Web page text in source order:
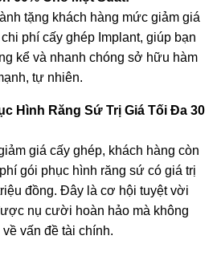
tặng khách hàng mức giảm giá
phí cấy ghép Implant, giúp bạn
kể và nhanh chóng sở hữu hàm
tự nhiên.
Hình Răng Sứ Trị Giá Tối Đa 30
giá cấy ghép, khách hàng còn
gói phục hình răng sứ có giá trị
đồng. Đây là cơ hội tuyệt vời
nụ cười hoàn hảo mà không
vấn đề tài chính.